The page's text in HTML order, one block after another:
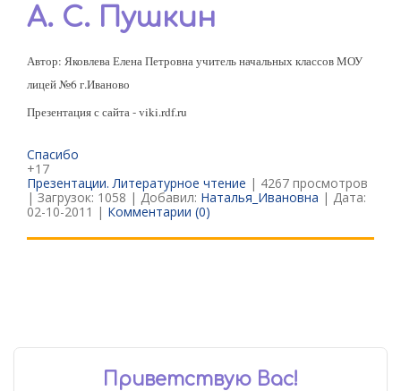
А. С. Пушкин
Автор: Яковлева Елена Петровна учитель начальных классов МОУ
лицей №6 г.Иваново
Презентация с сайта - viki.rdf.ru
Спасибо
+17
Презентации. Литературное чтение | 4267 просмотров
| Загрузок: 1058 | Добавил: Наталья_Ивановна | Дата:
02-10-2011 | Комментарии (0)
Приветствую Вас!